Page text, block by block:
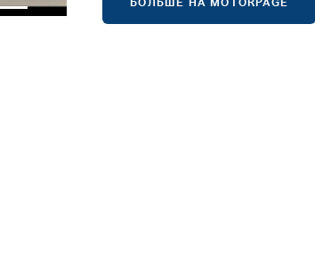
БОЛЬШЕ НА MOTORPAGE